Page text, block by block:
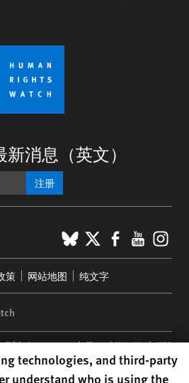
消息（英文）
注册
BlueSky
X
策 网站地图 纯文字
Fifth Avenue, 34th Floor | New York,NY
preferences
technologies, and third-party
understand who is using the